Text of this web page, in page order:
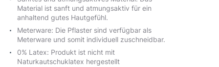
Material ist sanft und atmungsaktiv für ein
anhaltend gutes Hautgefühl.
Meterware: Die Pflaster sind verfügbar als
Meterware und somit individuell zuschneidbar.
0% Latex: Produkt ist nicht mit
Naturkautschuklatex hergestellt